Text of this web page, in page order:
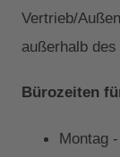
Vertrieb/
außerhalb
Bürozeiten
Montag